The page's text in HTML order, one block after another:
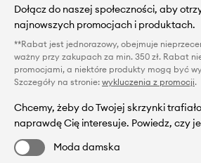
Dołącz do naszej społeczności, aby
najnowszych promocjach i produktach.
**Rabat jest jednorazowy, obejmuje
ważny przy zakupach za min. 350 zł. Rabat
promocjami, a niektóre produkty mogą być
Szczegóły na stronie: wykluczenia z promocji.
Chcemy, żeby do Twojej skrzynki
naprawdę Cię interesuje. Powiedz, czy
Moda damska